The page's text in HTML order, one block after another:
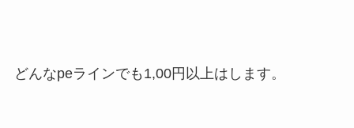
どんなpeラインでも1,00円以上はします。